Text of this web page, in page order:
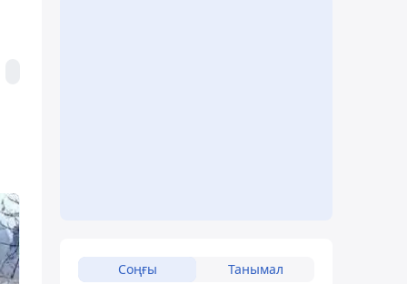
Соңғы Танымал